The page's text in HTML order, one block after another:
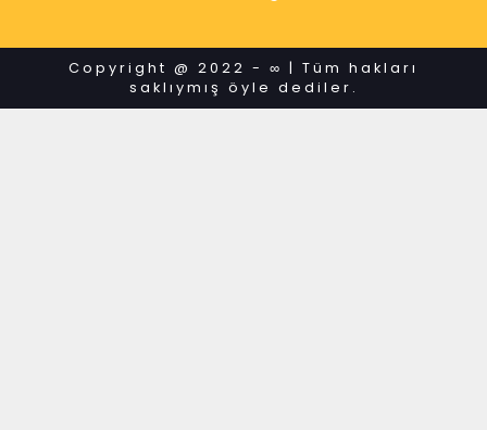
Copyright @ 2022 - ∞ | Tüm hakları
saklıymış öyle dediler.